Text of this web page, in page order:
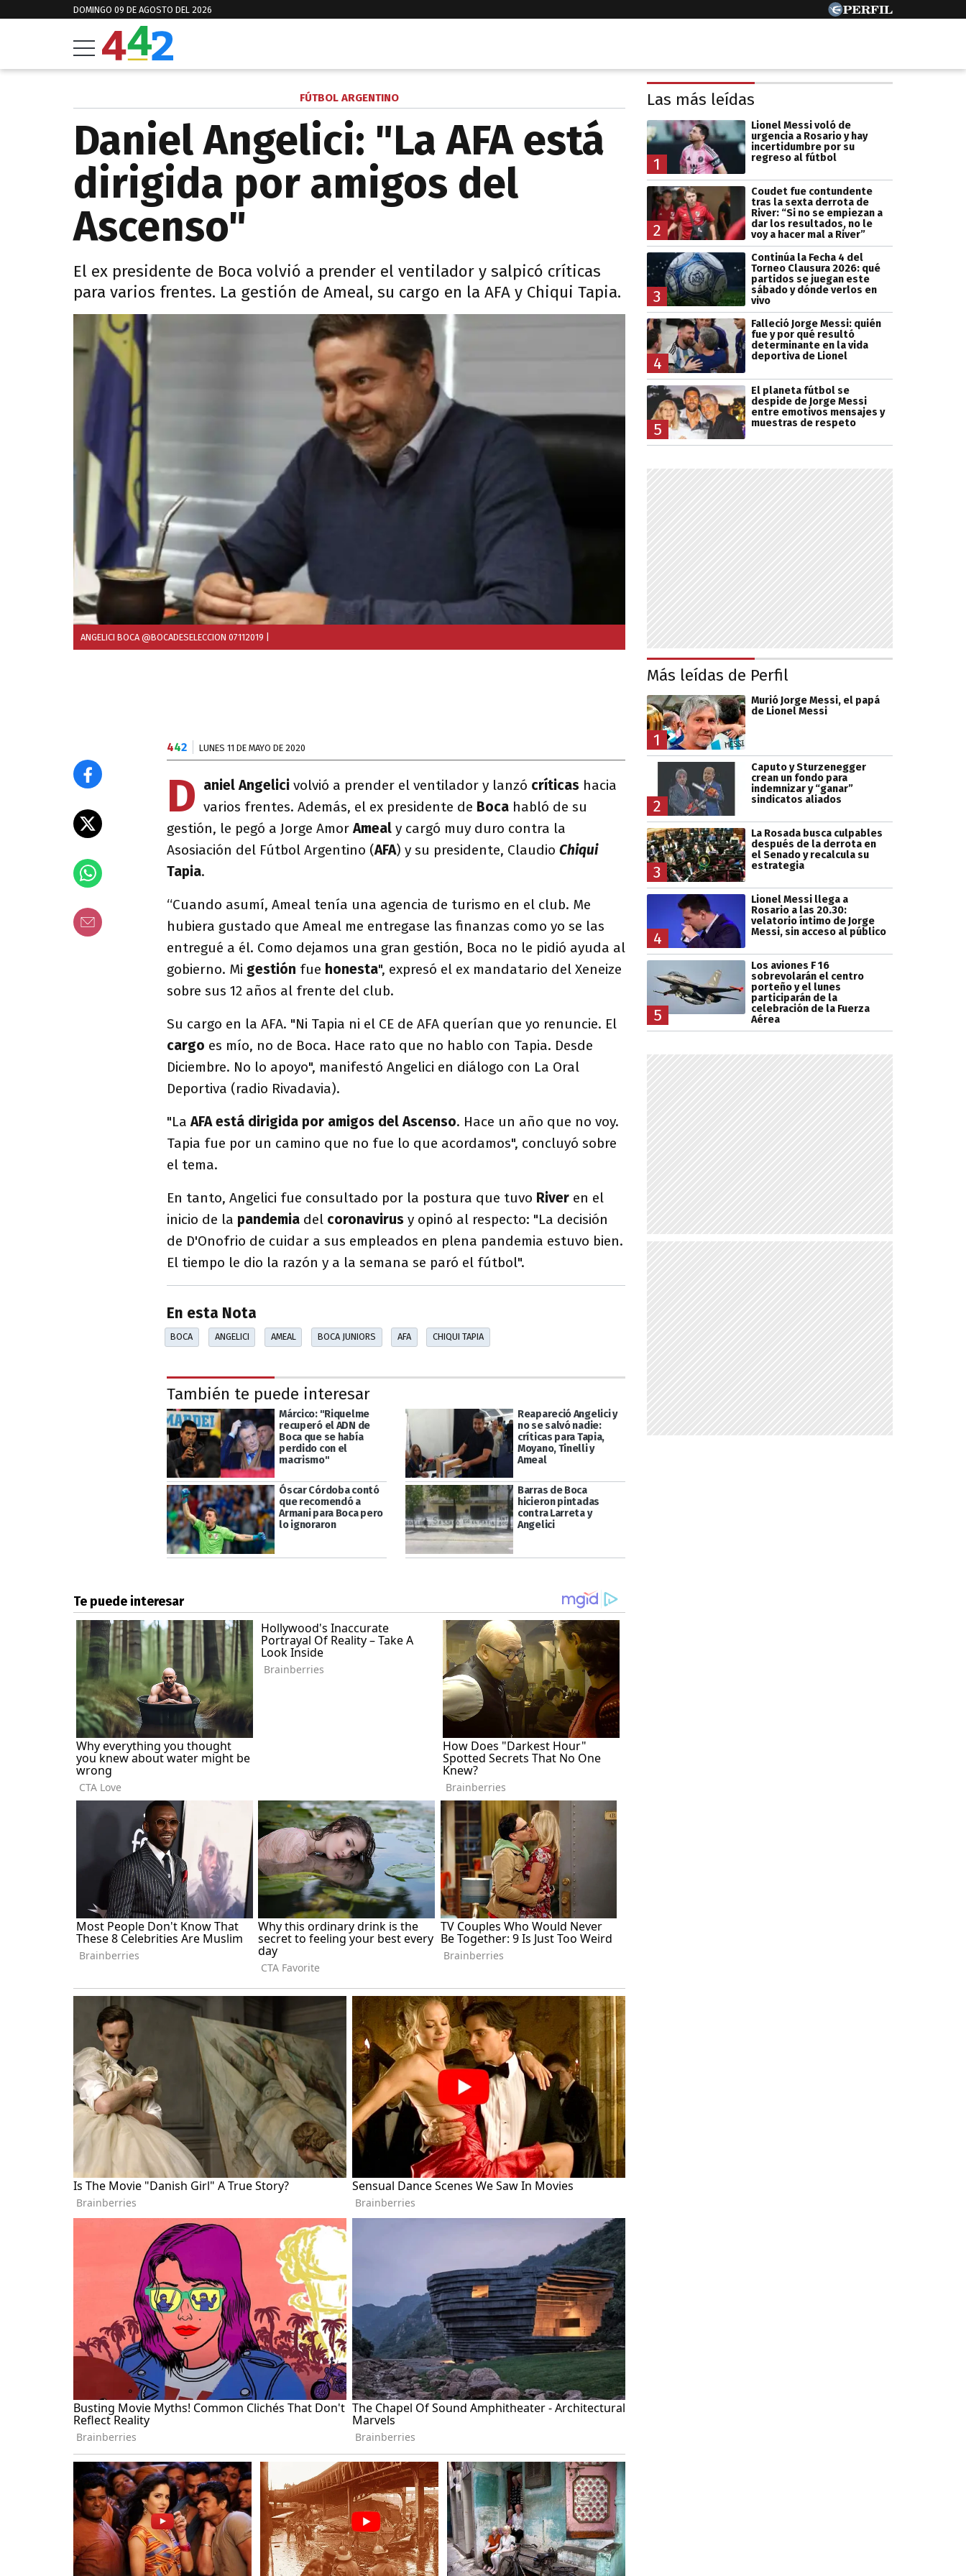
DOMINGO 09 DE AGOSTO DEL 2026
FÚTBOL ARGENTINO
Daniel Angelici: "La AFA está
dirigida por amigos del
Ascenso"
El ex presidente de Boca volvió a prender el ventilador y salpicó críticas
para varios frentes. La gestión de Ameal, su cargo en la AFA y Chiqui Tapia.
ANGELICI BOCA @BOCADESELECCION 07112019
442 LUNES 11 DE MAYO DE 2020
D aniel Angelici volvió a prender el ventilador y lanzó críticas hacia
varios frentes. Además, el ex presidente de Boca habló de su
gestión, le pegó a Jorge AmorAmeal y cargó muy duro contra la
Asosiación del Fútbol Argentino (AFA) y su presidente, Claudio Chiqui
Tapia.
“Cuando asumí, Ameal tenía una agencia de turismo en el club. Me
hubiera gustado que Ameal me entregase las finanzas como yo se las
entregué a él. Como dejamos una gran gestión, Boca no le pidió ayuda al
gobierno. Mi gestión fue honesta", expresó el ex mandatario del Xeneize
sobre sus 12 años al frente del club.
Su cargo en la AFA. "Ni Tapia ni el CE de AFA querían que yo renuncie. El
cargo es mío, no de Boca. Hace rato que no hablo con Tapia. Desde
Diciembre. No lo apoyo", manifestó Angelici en diálogo con La Oral
Deportiva (radio Rivadavia).
"LaAFA está dirigida por amigos del Ascenso. Hace un año que no voy.
Tapia fue por un camino que no fue lo que acordamos", concluyó sobre
el tema.
En tanto, Angelici fue consultado por la postura que tuvo River en el
inicio de la pandemia del coronavirus y opinó al respecto: "La decisión
de D'Onofrio de cuidar a sus empleados en plena pandemia estuvo bien.
El tiempo le dio la razón y a la semana se paró el fútbol".
En esta Nota
BOCA ANGELICI AMEAL BOCA JUNIORS AFA CHIQUI TAPIA
También te puede interesar
Márcico: "Riquelme
recuperó el ADN de
Boca que se había
perdido con el
macrismo"
Reapareció Angelici y
no se salvó nadie:
críticas para Tapia,
Moyano, Tinelli y
Ameal
Óscar Córdoba contó
que recomendó a
Armani para Boca pero
lo ignoraron
Barras de Boca
hicieron pintadas
contra Larreta y
Angelici
Las más leídas
1
Lionel Messi voló de
urgencia a Rosario y hay
incertidumbre por su
regreso al fútbol
2
Coudet fue contundente
tras la sexta derrota de
River: “Si no se empiezan a
dar los resultados, no le
voy a hacer mal a River”
3
Continúa la Fecha 4 del
Torneo Clausura 2026: qué
partidos se juegan este
sábado y dónde verlos en
vivo
4
Falleció Jorge Messi: quién
fue y por qué resultó
determinante en la vida
deportiva de Lionel
5
El planeta fútbol se
despide de Jorge Messi
entre emotivos mensajes y
muestras de respeto
Más leídas de Perfil
1
Murió Jorge Messi, el papá
de Lionel Messi
2
Caputo y Sturzenegger
crean un fondo para
indemnizar y “ganar”
sindicatos aliados
3
La Rosada busca culpables
después de la derrota en
el Senado y recalcula su
estrategia
4
Lionel Messi llega a
Rosario a las 20.30:
velatorio íntimo de Jorge
Messi, sin acceso al público
5
Los aviones F 16
sobrevolarán el centro
porteño y el lunes
participarán de la
celebración de la Fuerza
Aérea